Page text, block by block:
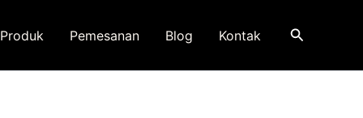
Produk Pemesanan Blog Kontak Search